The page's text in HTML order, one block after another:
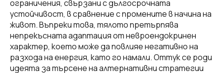
ограничения, свързани с дългосрочната
устойчивост, в сравнение с промените в начина на
живот. Въпреки това, тялото претърпява
непрекъсната адаптация от невроендокринен
характер, което може да повлияе негативно на
разхода на енергия, като го намали. Оттук се роди
идеята за търсене на алтернативни стратегии